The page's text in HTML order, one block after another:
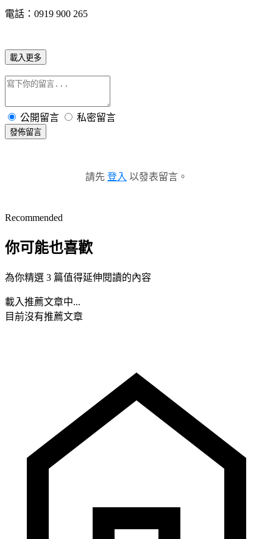
電話：0919 900 265
載入更多
公開留言 私密留言
發佈留言
請先 登入 以發表留言。
Recommended
你可能也喜歡
為你精選 3 篇值得延伸閱讀的內容
載入推薦文章中...
目前沒有推薦文章